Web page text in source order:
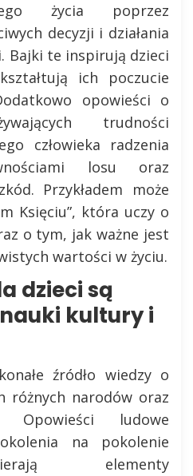
życia poprzez
decyzji i działania
Bajki te inspirują dzieci
ich poczucie
opowieści o
trudności
człowieka radzenia
losu oraz
Przykładem może
Księciu”, która uczy o
o tym, jak ważne jest
wartości w życiu.
dzieci są
kultury i
źródło wiedzy o
różnych narodów oraz
Opowieści ludowe
na pokolenie
elementy